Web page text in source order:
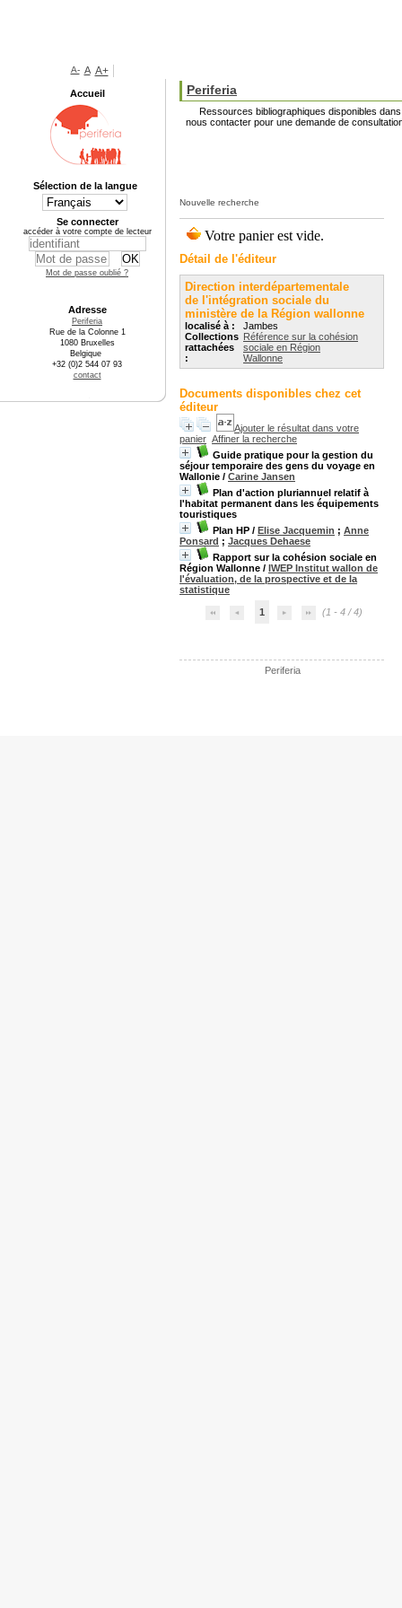
Nouvelle recherche
Détail de l'éditeur
Direction interdépartementale
de l'intégration sociale du
ministère de la Région wallonne
localisé à :
Jambes
Collections
rattachées
:
Référence sur la cohésion
sociale en Région
Wallonne
Documents disponibles chez cet
éditeur
Ajouter le résultat dans votre
panier Affiner la recherche
Guide pratique pour la gestion du
séjour temporaire des gens du voyage en
Wallonie / Carine Jansen
Plan d'action pluriannuel relatif à
l'habitat permanent dans les équipements
touristiques
Plan HP / Elise Jacquemin ; Anne
Ponsard ; Jacques Dehaese
Rapport sur la cohésion sociale en
Région Wallonne / IWEP Institut wallon de
l'évaluation, de la prospective et de la
statistique
1 (1 - 4 / 4)
Periferia
Periferia
Ressources bibliographiques disponibles
nous contacter pour une demande de
A- A A+
Accueil
Sélection de la langue
Se connecter
accéder à votre compte de lecteur
Mot de passe oublié ?
Adresse
Periferia
Rue de la Colonne 1
1080 Bruxelles
Belgique
+32 (0)2 544 07 93
contact